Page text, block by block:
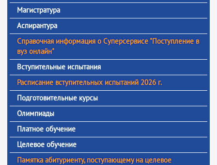
Магистратура
Аспирантура
Справочная информация о Суперсервисе "Поступление в
вуз онлайн"
Вступительные испытания
Расписание вступительных испытаний 2026 г.
Подготовительные курсы
Олимпиады
Платное обучение
Целевое обучение
Памятка абитуриенту, поступающему на целевое